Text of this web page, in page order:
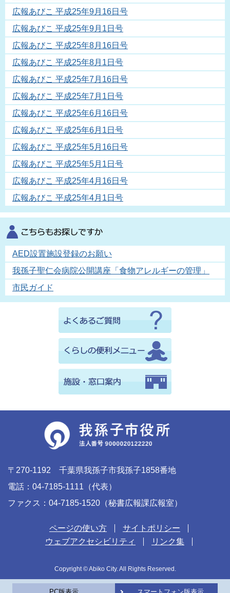
広報あびこ 平成25年9月16日号
広報あびこ 平成25年9月1日号
広報あびこ 平成25年8月16日号
広報あびこ 平成25年8月1日号
広報あびこ 平成25年7月16日号
広報あびこ 平成25年7月1日号
広報あびこ 平成25年6月16日号
広報あびこ 平成25年6月1日号
広報あびこ 平成25年5月16日号
広報あびこ 平成25年5月1日号
広報あびこ 平成25年4月16日号
広報あびこ 平成25年4月1日号
AED設置施設登録のお願い
我孫子聖仁会病院公開講座「食物アレルギーの管理」
市民ガイド
〒270-1192 千葉県我孫子市我孫子1858番地
電話：04-7185-1111（代表）
ファクス：04-7185-1520（秘書広報課広報室）
ページの使い方
サイトポリシー
ウェブアクセシビリティ
リンク集
Copyright © Abiko City. All Rights Reserved.